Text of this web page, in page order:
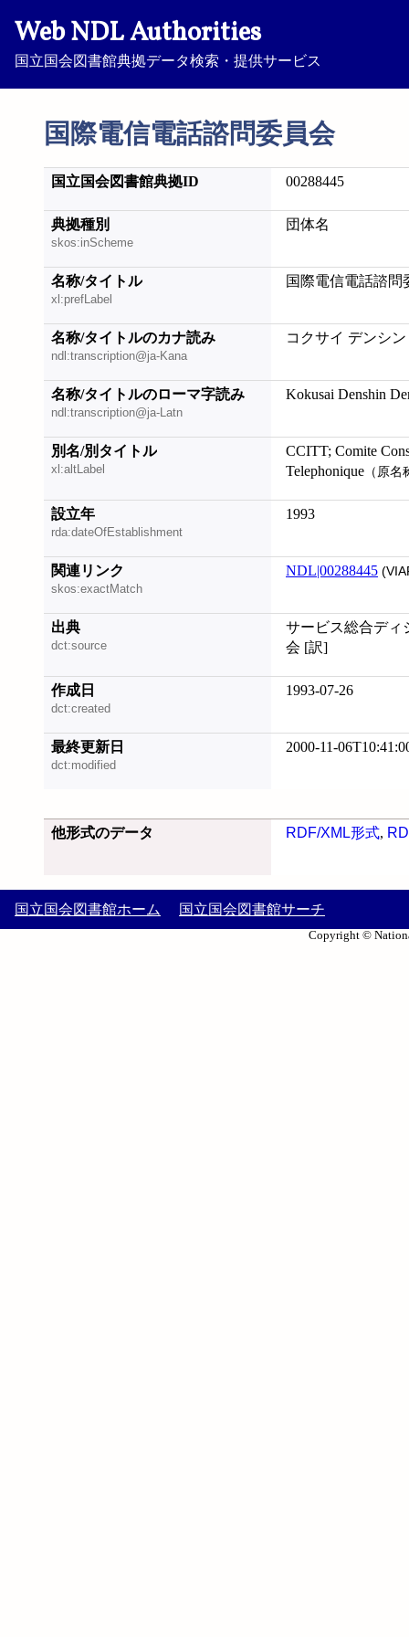
Web NDL Authorities
国立国会図書館典拠データ検索・提供サービス
国際電信電話諮問委員会
国立国会図書館典拠ID 00288445
典拠種別
skos:inScheme
団体名
名称/タイトル
xl:prefLabel
国際電信電話諮問
名称/タイトルのカナ読み
ndl:transcription@ja-Kana
コクサイ デンシ
名称/タイトルのローマ字読み
ndl:transcription@ja-Latn
Kokusai Denshin
別名/別タイトル
xl:altLabel
CCITT; Comite
Telephonique （原名
設立年
rda:dateOfEstablishment
1993
関連リンク
skos:exactMatch
NDL|00288445
出典
dct:source
サービス総合ディ
会 [訳]
作成日
dct:created
1993-07-26
最終更新日
dct:modified
2000-11-
他形式のデータ RDF/XML形式,
国立国会図書館ホーム 国立国会図書館サーチ
Copyright ©